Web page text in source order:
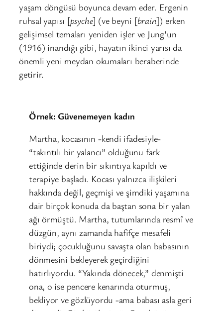
yaşam döngüsü boyunca devam eder. Ergenin
ruhsal yapısı [psyche] (ve beyni [brain]) erken
gelişimsel temaları yeniden işler ve Jung’un
(1916) inandığı gibi, hayatın ikinci yarısı da
önemli yeni meydan okumaları beraberinde
getirir.
Örnek: Güvenemeyen kadın
Martha, kocasının -kendi ifadesiyle-
“takıntılı bir yalancı” olduğunu fark
ettiğinde derin bir sıkıntıya kapıldı ve
terapiye başladı. Kocası yalnızca ilişkileri
hakkında değil, geçmişi ve şimdiki yaşamına
dair birçok konuda da baştan sona bir yalan
ağı örmüştü. Martha, tutumlarında resmî ve
düzgün, aynı zamanda hafifçe mesafeli
biriydi; çocukluğunu savaşta olan babasının
dönmesini bekleyerek geçirdiğini
hatırlıyordu. “Yakında dönecek,” denmişti
ona, o ise pencere kenarında oturmuş,
bekliyor ve gözlüyordu -ama babası asla geri